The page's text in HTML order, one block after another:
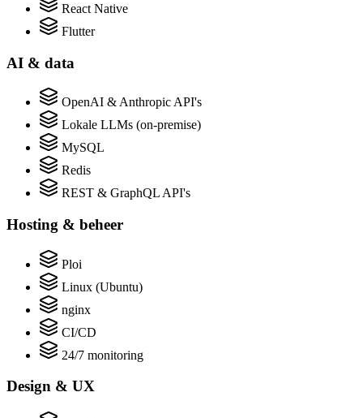
React Native
Flutter
AI & data
OpenAI & Anthropic API's
Lokale LLMs (on-premise)
MySQL
Redis
REST & GraphQL API's
Hosting & beheer
Ploi
Linux (Ubuntu)
nginx
CI/CD
24/7 monitoring
Design & UX